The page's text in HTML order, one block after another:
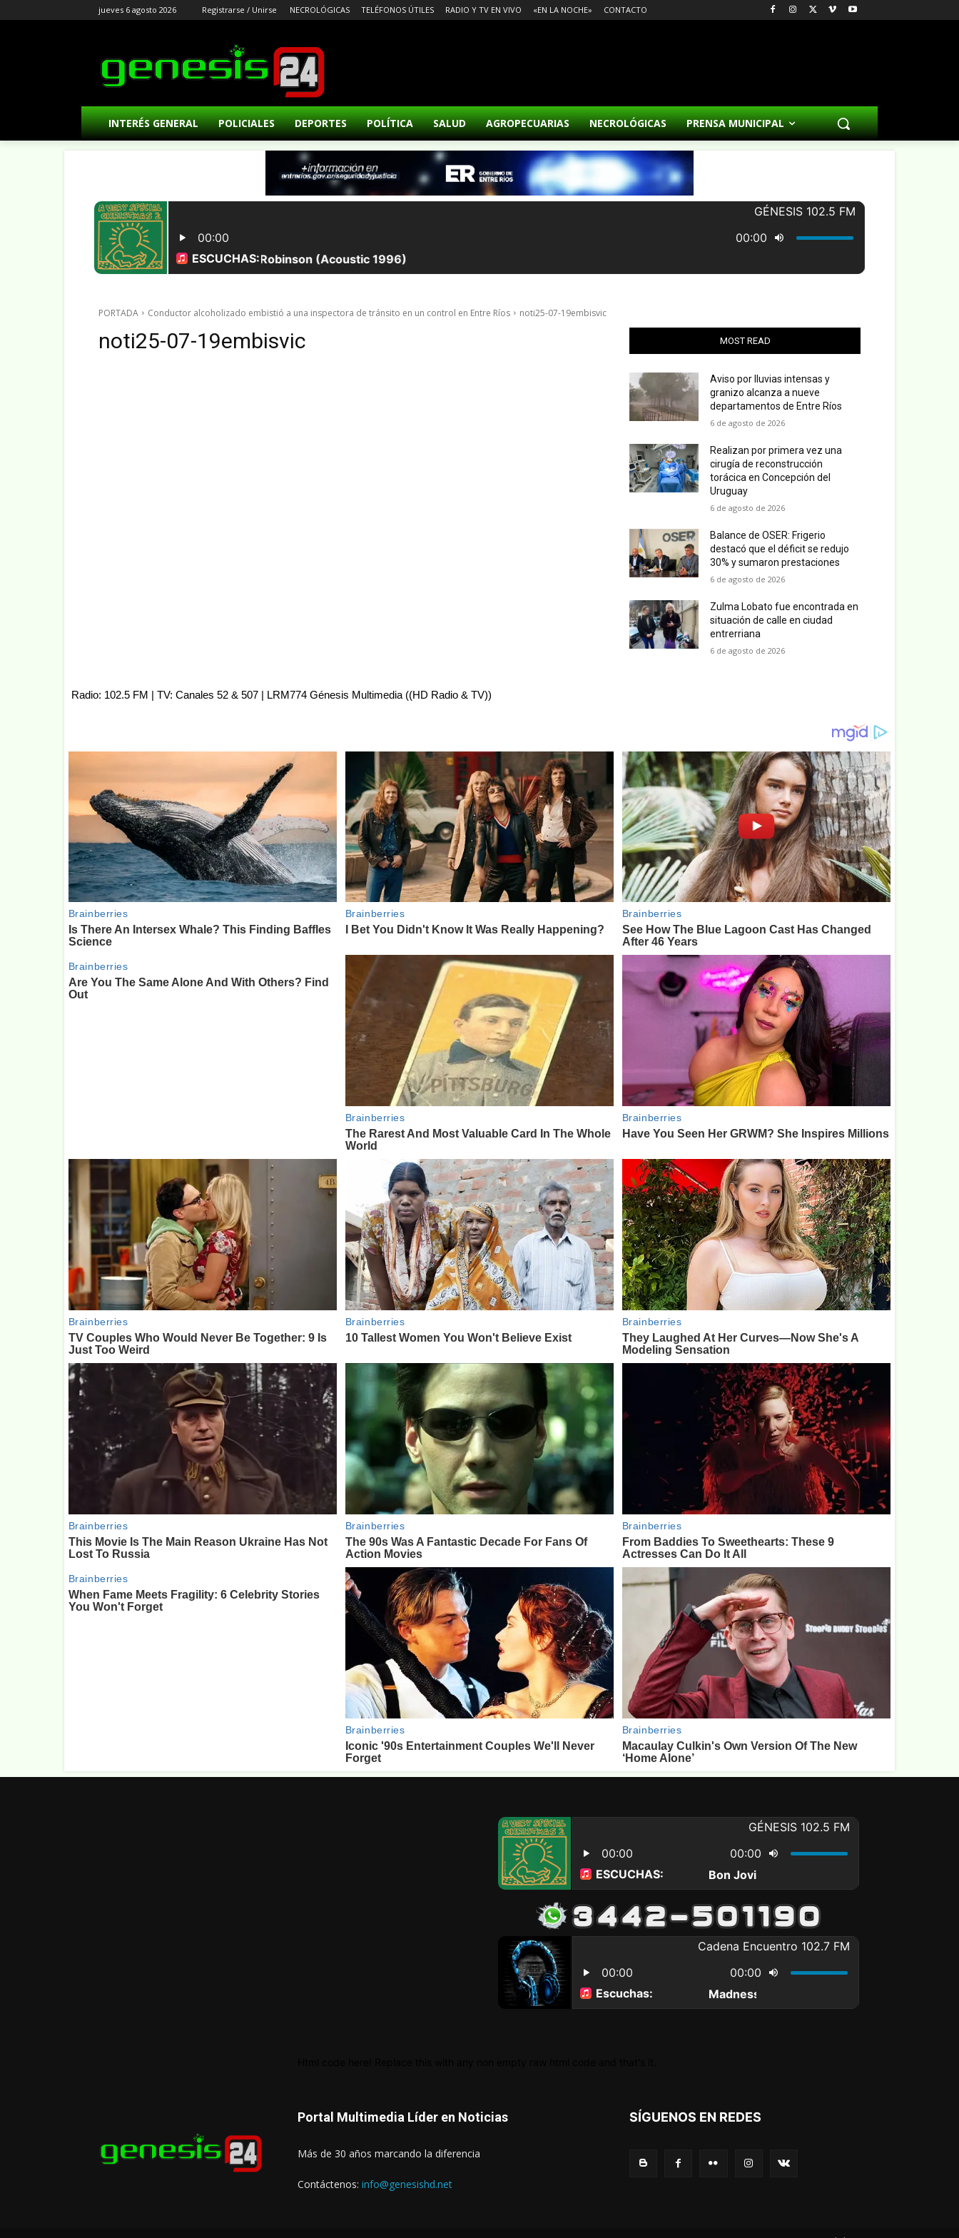
jueves 6 agosto 2026 Registrarse / Unirse NECROLÓGICAS TELÉFONOS ÚTILES RADIO Y TV EN VIVO «EN LA NOCHE» CONTACTO
INTERÉS GENERAL POLICIALES DEPORTES POLÍTICA SALUD AGROPECUARIAS NECROLÓGICAS PRENSA MUNICIPAL
PORTADA Conductor alcoholizado embistió a una inspectora de tránsito en un control en Entre Ríos noti25-07-19embisvic
noti25-07-19embisvic MOST READ
Aviso por lluvias intensas y
granizo alcanza a nueve
departamentos de Entre Ríos
6 de agosto de 2026
Realizan por primera vez una
cirugía de reconstrucción
torácica en Concepción del
Uruguay
6 de agosto de 2026
Balance de OSER: Frigerio
destacó que el déficit se redujo
30% y sumaron prestaciones
6 de agosto de 2026
Zulma Lobato fue encontrada en
situación de calle en ciudad
entrerriana
6 de agosto de 2026
Radio: 102.5 FM | TV: Canales 52 & 507 | LRM774 Génesis Multimedia ((HD Radio & TV))
Portal Multimedia Líder en Noticias
Más de 30 años marcando la diferencia
Contáctenos: info@genesishd.net
SÍGUENOS EN REDES